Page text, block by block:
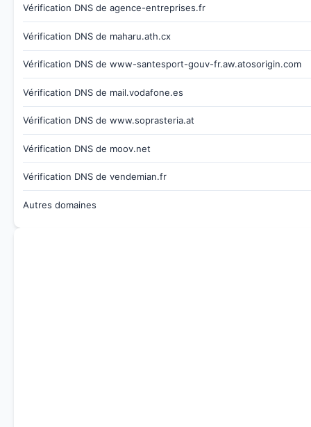
Vérification DNS de agence-entreprises.fr
Vérification DNS de maharu.ath.cx
Vérification DNS de www-santesport-gouv-fr.aw.atosorigin.com
Vérification DNS de mail.vodafone.es
Vérification DNS de www.soprasteria.at
Vérification DNS de moov.net
Vérification DNS de vendemian.fr
Autres domaines